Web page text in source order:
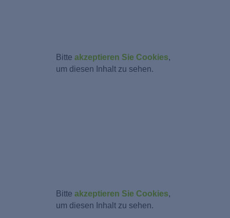
Bitte akzeptieren Sie Cookies,
um diesen Inhalt zu sehen.
Bitte akzeptieren Sie Cookies,
um diesen Inhalt zu sehen.